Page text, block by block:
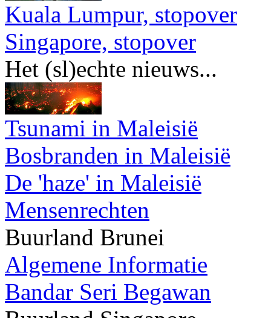
Kuala Lumpur, stopover
Singapore, stopover
Het (sl)echte nieuws...
Tsunami in Maleisië
Bosbranden in Maleisië
De 'haze' in Maleisië
Mensenrechten
Buurland Brunei
Algemene Informatie
Bandar Seri Begawan